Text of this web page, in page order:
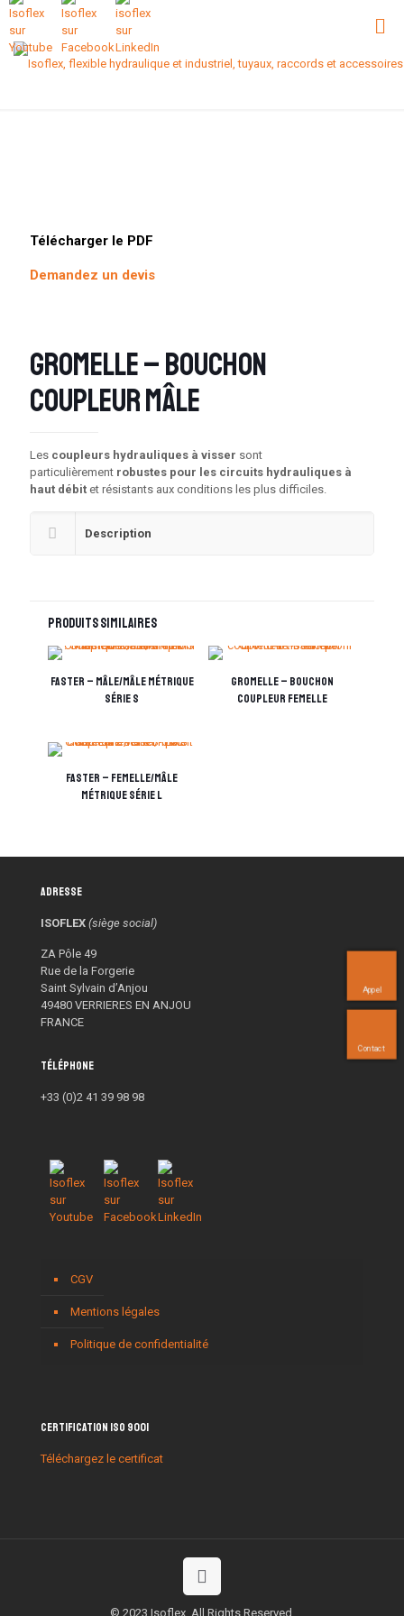
Télécharger le PDF
Demandez un devis
Gromelle – Bouchon
coupleur mâle
Les coupleurs hydrauliques à visser sont
particulièrement robustes pour les circuits hydrauliques à
haut débit et résistants aux conditions les plus difficiles.
Description
Produits similaires
Faster – Mâle/mâle métrique
série S
Gromelle – Bouchon
coupleur femelle
Faster – Femelle/mâle
métrique série L
Adresse
ISOFLEX (siège social)
ZA Pôle 49
Rue de la Forgerie
Saint Sylvain d’Anjou
49480 VERRIERES EN ANJOU
FRANCE
Téléphone
+33 (0)2 41 39 98 98
CGV
Mentions légales
Politique de confidentialité
Certification ISO 9001
Téléchargez le certificat
© 2023 Isoflex. All Rights Reserved.
Appel
Contact